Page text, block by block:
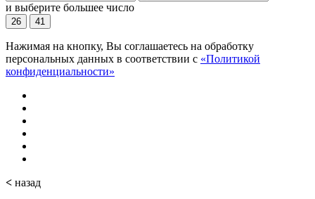
и выберите большее число
26 41
Нажимая на кнопку, Вы соглашаетесь на обработку
персональных данных в соответствии с «Политикой
конфиденциальности»
< назад